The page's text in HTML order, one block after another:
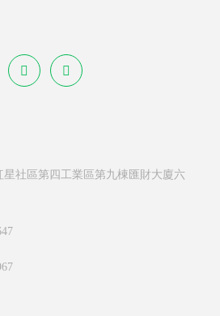
社區第四工業區第九棟匯財大廈六